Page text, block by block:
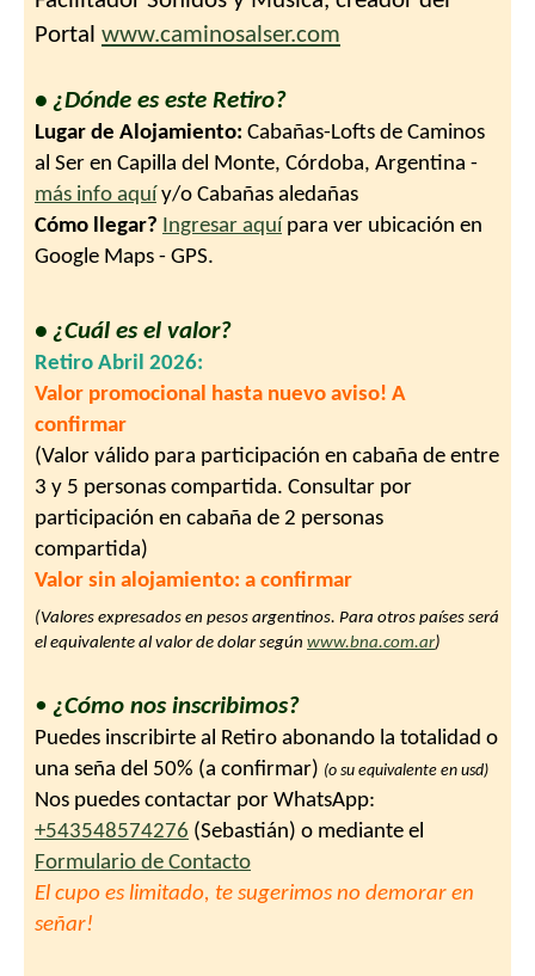
Portal www.caminosalser.com
• ¿Dónde es este Retiro?
Lugar de Alojamiento: Cabañas-Lofts de Caminos
al Ser en Capilla del Monte, Córdoba, Argentina -
más info aquí y/o Cabañas aledañas
Cómo llegar? Ingresar aquí para ver ubicación en
Google Maps - GPS.
• ¿Cuál es el valor?
Retiro Abril 2026:
Valor promocional hasta nuevo aviso! A
confirmar
(Valor válido para participación en cabaña de entre
3 y 5 personas compartida. Consultar por
participación en cabaña de 2 personas
compartida)
Valor sin alojamiento: a confirmar
(Valores expresados en pesos argentinos. Para otros países será
el equivalente al valor de dolar según www.bna.com.ar)
• ¿Cómo nos inscribimos?
Puedes inscribirte al Retiro abonando la totalidad o
una seña del 50% (a confirmar) (o su equivalente en usd)
Nos puedes contactar por WhatsApp:
+543548574276 (Sebastián) o mediante el
Formulario de Contacto
El cupo es limitado, te sugerimos no demorar en
señar!